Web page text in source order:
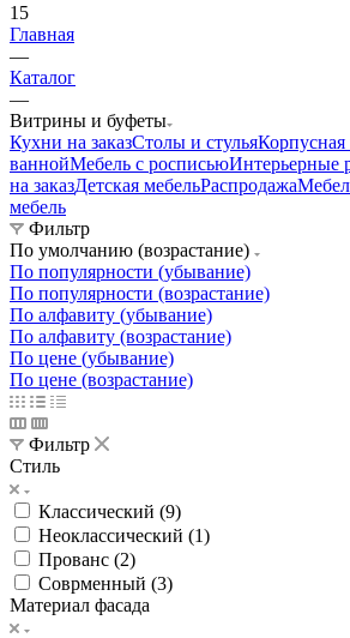
15
Главная
—
Каталог
—
Витрины и буфеты
Кухни на заказСтолы и стульяКорпусная
ваннойМебель с росписьюИнтерьерные
на заказДетская мебельРаспродажа
мебель
Фильтр
По умолчанию (возрастание)
По популярности (убывание)
По популярности (возрастание)
По алфавиту (убывание)
По алфавиту (возрастание)
По цене (убывание)
По цене (возрастание)
Фильтр
Стиль
Классический (9)
Неоклассический (1)
Прованс (2)
Соврменный (3)
Материал фасада